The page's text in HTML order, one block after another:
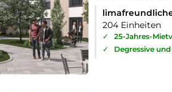
204 Einheiten
✓
25-Jahres-
✓
Degressive